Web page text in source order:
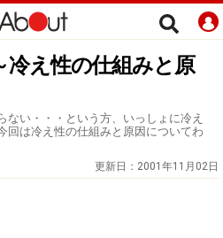
冷え性の仕組みと原
ない・・・という方、いっしょに冷え
回は冷え性の仕組みと原因についてわ
更新日： 2001年11月02日